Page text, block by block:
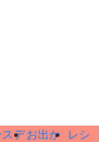
デお出か レシ